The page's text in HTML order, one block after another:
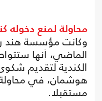
محاولة لمنع دخوله
وكانت مؤسسة هند
الماضي، أنها
الكندية لتقديم
هوشمان، في
مستقبلا.